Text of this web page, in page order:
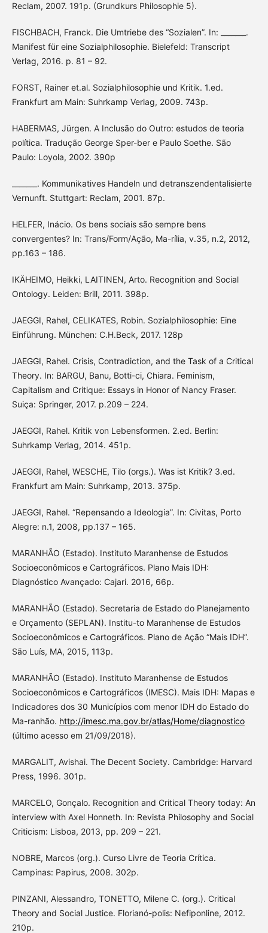
Reclam, 2007. 191p. (Grundkurs Philosophie 5).
FISCHBACH, Franck. Die Umtriebe des “Sozialen”. In: _______.
Manifest für eine Sozialphilosophie. Bielefeld: Transcript
Verlag, 2016. p. 81 – 92.
FORST, Rainer et.al. Sozialphilosophie und Kritik. 1.ed.
Frankfurt am Main: Suhrkamp Verlag, 2009. 743p.
HABERMAS, Jürgen. A Inclusão do Outro: estudos de teoria
política. Tradução George Sper-ber e Paulo Soethe. São
Paulo: Loyola, 2002. 390p
_______. Kommunikatives Handeln und detranszendentalisierte
Vernunft. Stuttgart: Reclam, 2001. 87p.
HELFER, Inácio. Os bens sociais são sempre bens
convergentes? In: Trans/Form/Ação, Ma-rília, v.35, n.2, 2012,
pp.163 – 186.
IKÄHEIMO, Heikki, LAITINEN, Arto. Recognition and Social
Ontology. Leiden: Brill, 2011. 398p.
JAEGGI, Rahel, CELIKATES, Robin. Sozialphilosophie: Eine
Einführung. München: C.H.Beck, 2017. 128p
JAEGGI, Rahel. Crisis, Contradiction, and the Task of a Critical
Theory. In: BARGU, Banu, Botti-ci, Chiara. Feminism,
Capitalism and Critique: Essays in Honor of Nancy Fraser.
Suiça: Springer, 2017. p.209 – 224.
JAEGGI, Rahel. Kritik von Lebensformen. 2.ed. Berlin:
Suhrkamp Verlag, 2014. 451p.
JAEGGI, Rahel, WESCHE, Tilo (orgs.). Was ist Kritik? 3.ed.
Frankfurt am Main: Suhrkamp, 2013. 375p.
JAEGGI, Rahel. “Repensando a Ideologia”. In: Civitas, Porto
Alegre: n.1, 2008, pp.137 – 165.
MARANHÃO (Estado). Instituto Maranhense de Estudos
Socioeconômicos e Cartográficos. Plano Mais IDH:
Diagnóstico Avançado: Cajari. 2016, 66p.
MARANHÃO (Estado). Secretaria de Estado do Planejamento
e Orçamento (SEPLAN). Institu-to Maranhense de Estudos
Socioeconômicos e Cartográficos. Plano de Ação “Mais IDH”.
São Luís, MA, 2015, 113p.
MARANHÃO (Estado). Instituto Maranhense de Estudos
Socioeconômicos e Cartográficos (IMESC). Mais IDH: Mapas e
Indicadores dos 30 Municípios com menor IDH do Estado do
Ma-ranhão. http://imesc.ma.gov.br/atlas/Home/diagnostico
(último acesso em 21/09/2018).
MARGALIT, Avishai. The Decent Society. Cambridge: Harvard
Press, 1996. 301p.
MARCELO, Gonçalo. Recognition and Critical Theory today: An
interview with Axel Honneth. In: Revista Philosophy and Social
Criticism: Lisboa, 2013, pp. 209 – 221.
NOBRE, Marcos (org.). Curso Livre de Teoria Crítica.
Campinas: Papirus, 2008. 302p.
PINZANI, Alessandro, TONETTO, Milene C. (org.). Critical
Theory and Social Justice. Florianó-polis: Nefiponline, 2012.
210p.